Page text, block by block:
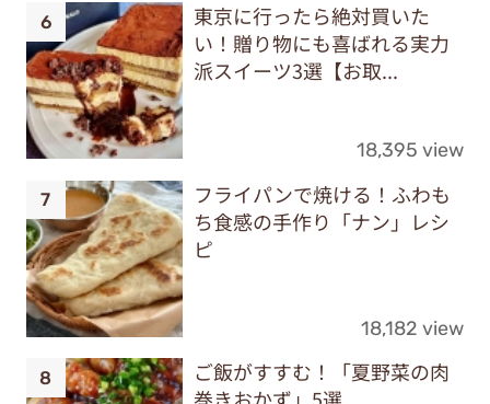
東京に行ったら絶対買いた
い！贈り物にも喜ばれる実力
派スイーツ3選【お取...
18,395 view
フライパンで焼ける！ふわも
ち食感の手作り「ナン」レシ
ピ
18,182 view
ご飯がすすむ！「夏野菜の肉